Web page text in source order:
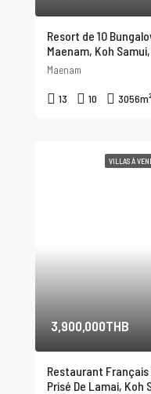
Resort de 10
Maenam, Koh
Maenam
13 10 3056m²
VILLAS À
3,900,000THB
Restaurant Français
Prisé De Lamai, Koh